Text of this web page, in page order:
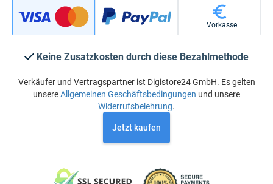
Vorkasse
Keine Zusatzkosten durch diese Bezahlmethode
Verkäufer und Vertragspartner ist Digistore24 GmbH. Es gelten
unsereAllgemeinen Geschäftsbedingungen und unsere
Widerrufsbelehrung.
Jetzt kaufen